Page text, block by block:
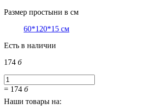
Размер простыни в см
60*120*15 см
Есть в наличии
174 б
= 174 б
Наши товары на: